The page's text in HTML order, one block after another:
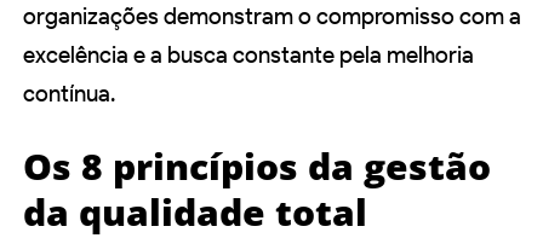
organizações demonstram o compromisso com a
excelência e a busca constante pela melhoria
contínua.
Os 8 princípios da gestão
da qualidade total